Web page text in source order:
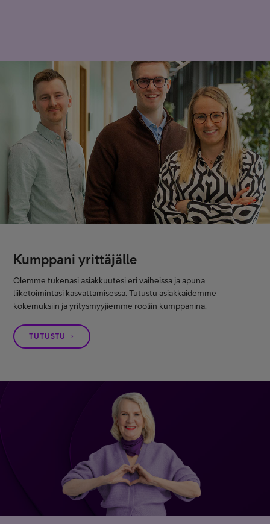
Kumppani yrittäjälle
Olemme tukenasi asiakkuutesi eri vaiheissa ja apuna
liiketoimintasi kasvattamisessa. Tutustu asiakkaidemme
kokemuksiin ja yritysmyyjiemme rooliin kumppanina.
TUTUSTU